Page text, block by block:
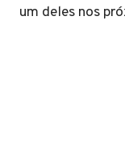
um deles nos